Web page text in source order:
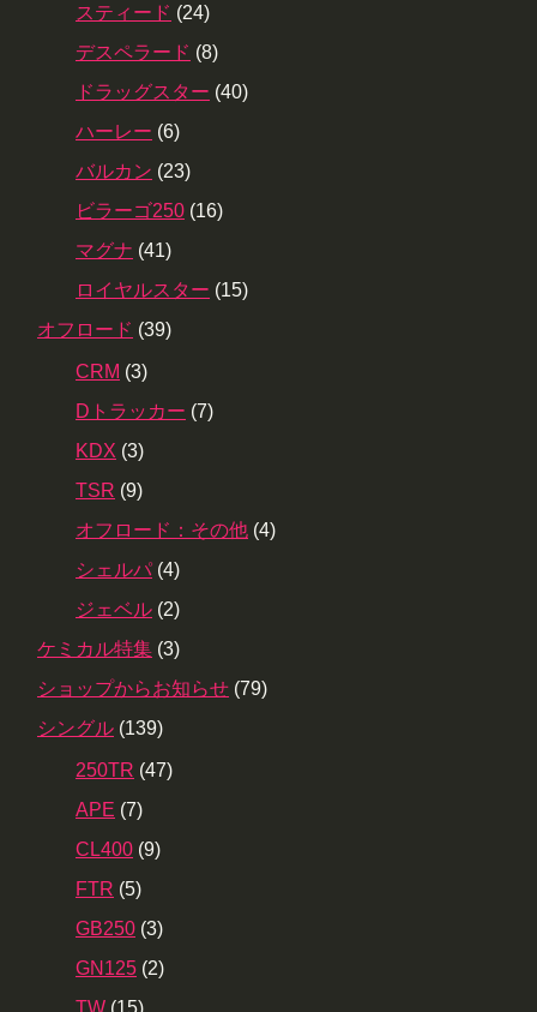
スティード (24)
デスペラード (8)
ドラッグスター (40)
ハーレー (6)
バルカン (23)
ビラーゴ250 (16)
マグナ (41)
ロイヤルスター (15)
オフロード (39)
CRM (3)
Dトラッカー (7)
KDX (3)
TSR (9)
オフロード：その他 (4)
シェルパ (4)
ジェベル (2)
ケミカル特集 (3)
ショップからお知らせ (79)
シングル (139)
250TR (47)
APE (7)
CL400 (9)
FTR (5)
GB250 (3)
GN125 (2)
TW (15)